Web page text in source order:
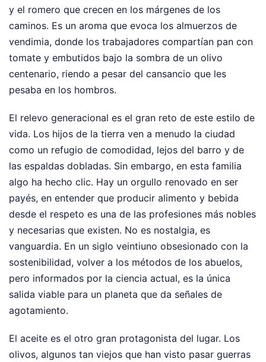
y el romero que crecen en los márgenes de los
caminos. Es un aroma que evoca los almuerzos de
vendimia, donde los trabajadores compartían pan con
tomate y embutidos bajo la sombra de un olivo
centenario, riendo a pesar del cansancio que les
pesaba en los hombros.
El relevo generacional es el gran reto de este estilo de
vida. Los hijos de la tierra ven a menudo la ciudad
como un refugio de comodidad, lejos del barro y de
las espaldas dobladas. Sin embargo, en esta familia
algo ha hecho clic. Hay un orgullo renovado en ser
payés, en entender que producir alimento y bebida
desde el respeto es una de las profesiones más nobles
y necesarias que existen. No es nostalgia, es
vanguardia. En un siglo veintiuno obsesionado con la
sostenibilidad, volver a los métodos de los abuelos,
pero informados por la ciencia actual, es la única
salida viable para un planeta que da señales de
agotamiento.
El aceite es el otro gran protagonista del lugar. Los
olivos, algunos tan viejos que han visto pasar guerras